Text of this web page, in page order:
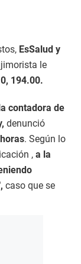
EsSalud y
le
194.00.
la contadora de
denunció
. Según lo
, a la
caso que se